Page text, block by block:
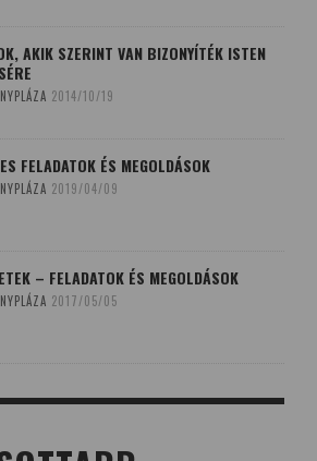
AKIK SZERINT VAN BIZONYÍTÉK ISTEN
2014/10/19
FELADATOK ÉS MEGOLDÁSOK
2019/04/09
– FELADATOK ÉS MEGOLDÁSOK
2017/05/05